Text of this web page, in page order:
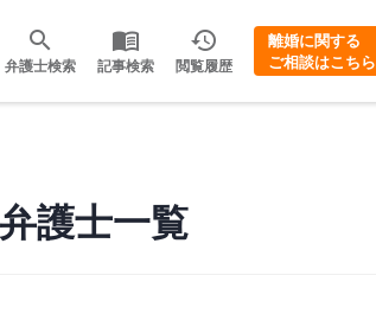
弁護士検索 記事検索 閲覧履歴
離婚に関する
ご相談はこちら
護士一覧